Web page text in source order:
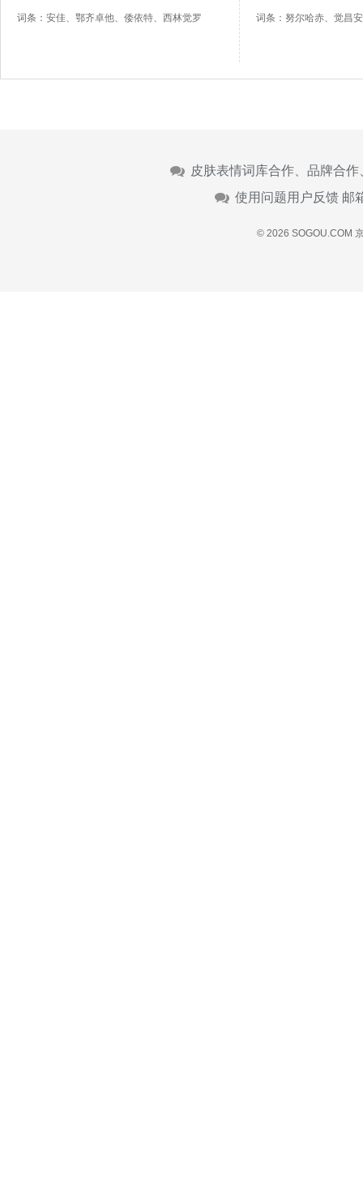
词条：安佳、鄂齐卓他、倭依特、西林觉罗 词条：努尔哈赤、觉昌
皮肤表情词库合作、品牌合
使用问题用户反馈 邮
© 2026 SOGOU.COM